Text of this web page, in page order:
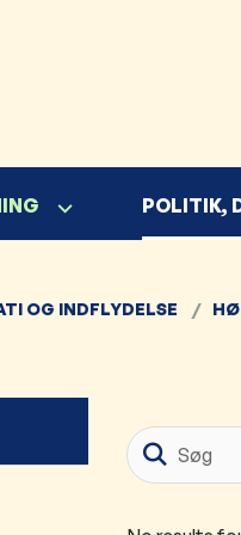
POLITIK,
OG INDFLYDELSE